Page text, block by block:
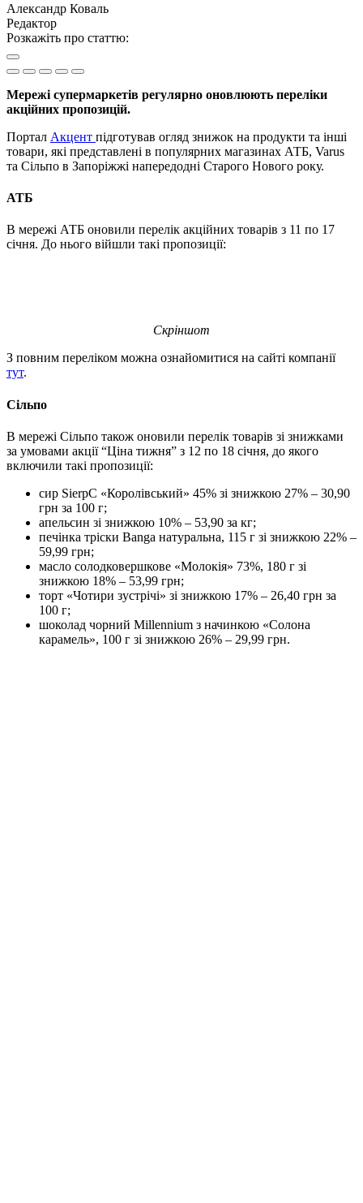
Александр Коваль
Редактор
Розкажіть про статтю:
Мережі супермаркетів регулярно оновлюють переліки
акційних пропозицій.
Портал Акцент підготував огляд знижок на продукти та інші
товари, які представлені в популярних магазинах АТБ, Varus
та Сільпо в Запоріжжі напередодні Старого Нового року.
АТБ
В мережі АТБ оновили перелік акційних товарів з 11 по 17
січня. До нього війшли такі пропозиції:
Скріншот
З повним переліком можна ознайомитися на сайті компанії
тут.
Сільпо
В мережі Сільпо також оновили перелік товарів зі знижками
за умовами акції “Ціна тижня” з 12 по 18 січня, до якого
включили такі пропозиції:
сир SierpС «Королівський» 45% зі знижкою 27% – 30,90
грн за 100 г;
апельсин зі знижкою 10% – 53,90 за кг;
печінка тріски Banga натуральна, 115 г зі знижкою 22% –
59,99 грн;
масло солодковершкове «Молокія» 73%, 180 г зі
знижкою 18% – 53,99 грн;
торт «Чотири зустрічі» зі знижкою 17% – 26,40 грн за
100 г;
шоколад чорний Millennium з начинкою «Солона
карамель», 100 г зі знижкою 26% – 29,99 грн.